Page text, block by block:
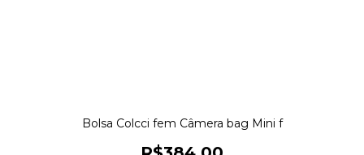
Bolsa Colcci fem Câmera bag Mini f